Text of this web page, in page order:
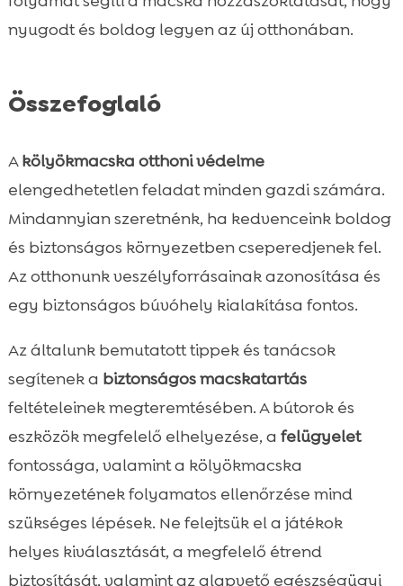
nyugodt és boldog legyen az új otthonában.
Összefoglaló
Akölyökmacska otthoni védelme
elengedhetetlen feladat minden gazdi számára.
Mindannyian szeretnénk, ha kedvenceink boldog
és biztonságos környezetben cseperedjenek fel.
Az otthonunk veszélyforrásainak azonosítása és
egy biztonságos búvóhely kialakítása fontos.
Az általunk bemutatott tippek és tanácsok
segítenek a biztonságos macskatartás
feltételeinek megteremtésében. A bútorok és
eszközök megfelelő elhelyezése, a felügyelet
fontossága, valamint a kölyökmacska
környezetének folyamatos ellenőrzése mind
szükséges lépések. Ne felejtsük el a játékok
helyes kiválasztását, a megfelelő étrend
biztosítását, valamint az alapvető egészségügyi